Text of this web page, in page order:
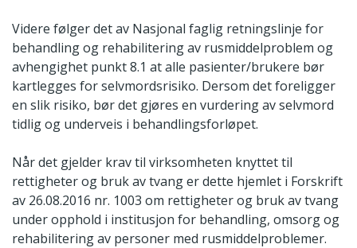
Videre følger det av Nasjonal faglig retningslinje for
behandling og rehabilitering av rusmiddelproblem og
avhengighet punkt 8.1 at alle pasienter/brukere bør
kartlegges for selvmordsrisiko. Dersom det foreligger
en slik risiko, bør det gjøres en vurdering av selvmord
tidlig og underveis i behandlingsforløpet.
Når det gjelder krav til virksomheten knyttet til
rettigheter og bruk av tvang er dette hjemlet i Forskrift
av 26.08.2016 nr. 1003 om rettigheter og bruk av tvang
under opphold i institusjon for behandling, omsorg og
rehabilitering av personer med rusmiddelproblemer.